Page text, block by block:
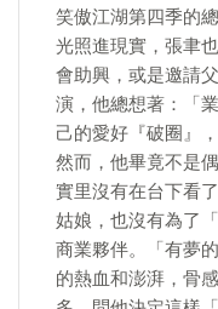
笑傲江湖第四季的
光照進現實，張聿
會助興，或是邀請
演，他總想著：「
己的愛好『破圈』
然而，他畢竟不是
實里沒有在台下看
姑娘，也沒有為了
商業夥伴。「有夢
的熱血和澎湃，骨